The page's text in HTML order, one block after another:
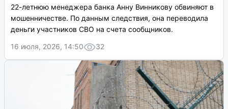
22-летнюю менеджера банка Анну Винникову обвиняют в
мошенничестве. По данным следствия, она переводила
деньги участников СВО на счета сообщников.
16 июля, 2026, 14:50
32